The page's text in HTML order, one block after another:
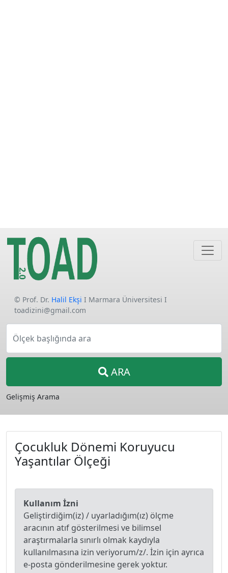
© Prof. Dr. Halil Ekşi I Marmara Üniversitesi I
toadizini@gmail.com
Ölçek başlığında ara
ARA
Gelişmiş Arama
Çocukluk Dönemi Koruyucu
Yaşantılar Ölçeği
Kullanım İzni
Geliştirdiğim(iz) / uyarladığım(ız) ölçme
aracının atıf gösterilmesi ve bilimsel
araştırmalarla sınırlı olmak kaydıyla
kullanılmasına izin veriyorum/z/. İzin için ayrıca
e-posta gönderilmesine gerek yoktur.